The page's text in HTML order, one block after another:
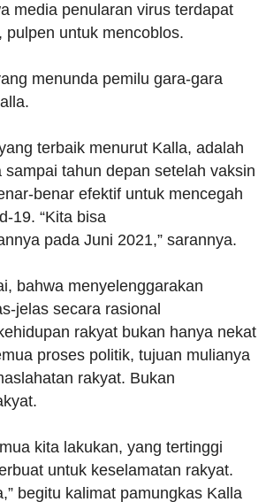
media penularan virus terdapat
pulpen untuk mencoblos.
menunda pemilu gara-gara
terbaik menurut Kalla, adalah
sampai tahun depan setelah vaksin
benar efektif untuk mencegah
19. “Kita bisa
pada Juni 2021,” sarannya.
bahwa menyelenggarakan
jelas secara rasional
rakyat bukan hanya nekat
proses politik, tujuan mulianya
rakyat. Bukan
kita lakukan, yang tertinggi
untuk keselamatan rakyat.
begitu kalimat pamungkas Kalla